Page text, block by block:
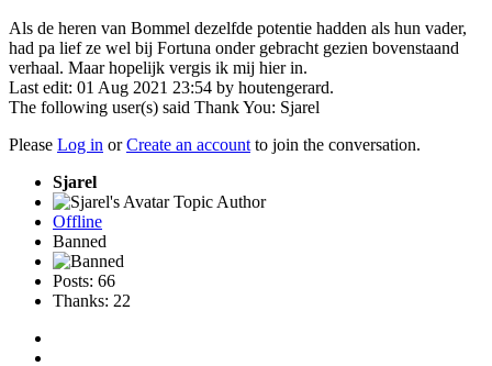
Als de heren van Bommel dezelfde potentie hadden als hun vader,
had pa lief ze wel bij Fortuna onder gebracht gezien bovenstaand
verhaal. Maar hopelijk vergis ik mij hier in.
Last edit: 01 Aug 2021 23:54 by houtengerard.
The following user(s) said Thank You: Sjarel
Please Log in orCreate an account to join the conversation.
Sjarel
Topic Author
Offline
Banned
Posts: 66
Thanks: 22